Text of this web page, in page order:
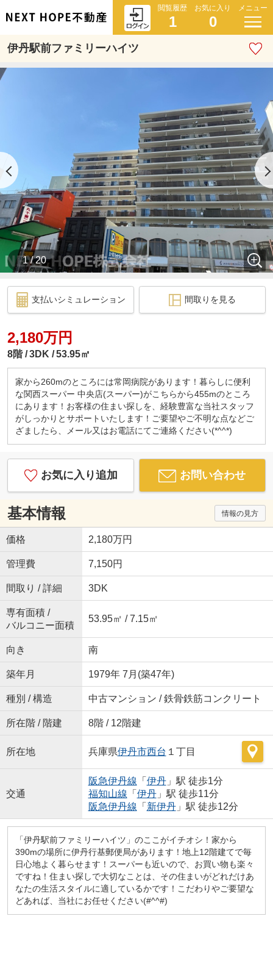
閲覧履歴
1
お気に入り
0
メニュー
伊丹駅前ファミリーハイツ
1 / 20
支払いシミュレーション 間取りを見る
2,180万円
8階 3DK 53.95㎡
家から260mのところには常岡病院があります！暮らしに便利
な関西スーパー 中央店(スーパー)がこちらから455mのところ
にあります！お客様の住まい探しを、経験豊富な当社スタッフ
がしっかりとサポートいたします！ご要望やご不明な点などご
ざましたら、メール又はお電話にてご連絡ください(*^^*)
お気に入り追加 お問い合わせ
基本情報 情報の見方
価格 2,180万円
管理費 7,150円
間取り / 詳細 3DK
専有面積 /
バルコニー面積
53.95㎡ / 7.15㎡
向き 南
築年月 1979年 7月(築47年)
種別 / 構造 中古マンション / 鉄骨鉄筋コンクリート
所在階 / 階建 8階 / 12階建
所在地 兵庫県伊丹市西台 １丁目
交通
阪急伊丹線 「 伊丹」駅 徒歩1分
福知山線 「 伊丹」駅 徒歩11分
阪急伊丹線 「 新伊丹」駅 徒歩12分
「伊丹駅前ファミリーハイツ」のここがイチオシ！家から
390mの場所に伊丹行基郵便局があります！地上12階建てで毎
日心地よく暮らせます！スーパーも近いので、お買い物も楽々
ですね！住まい探しで大切なことは、その住まいがどれだけあ
なたの生活スタイルに適しているかです！こだわりやご要望な
どあれば、当社にお任せください(#^^#)